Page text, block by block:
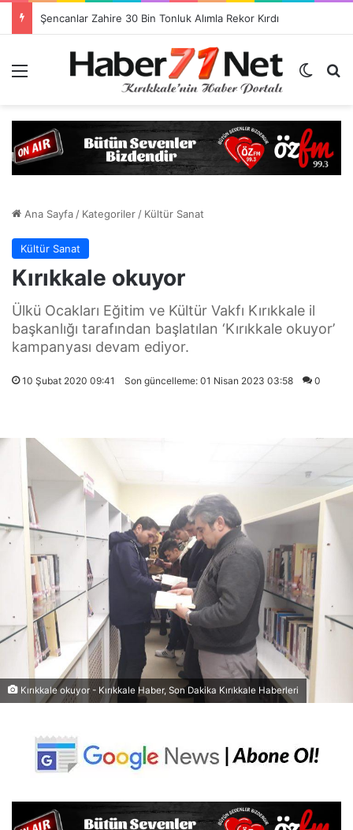
Şencanlar Zahire 30 Bin Tonluk Alımla Rekor Kırdı
Dış
Ana Sayfa/ Kategoriler/ Kültür Sanat
Kültür Sanat
Kırıkkale okuyor
Ülkü Ocakları Eğitim ve Kültür Vakfı Kırıkkale il
başkanlığı tarafından başlatılan ‘Kırıkkale okuyor’
kampanyası devam ediyor.
10 Şubat 2020 09:41 Son güncelleme: 01 Nisan 2023 03:58 0
Kırıkkale okuyor - Kırıkkale Haber, Son Dakika Kırıkkale Haberleri